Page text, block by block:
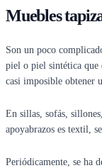
Muebles
Son un poco
piel o piel sintética que
casi imposible obtener
En sillas, sofás,
apoyabrazos es textil,
Periódicamente, se ha